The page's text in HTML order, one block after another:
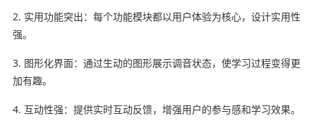
2. 实用功能突出：每个功能模块都以用户体验为核心，设计实用性
强。
3. 图形化界面：通过生动的图形展示调音状态，使学习过程变得更
加有趣。
4. 互动性强：提供实时互动反馈，增强用户的参与感和学习效果。